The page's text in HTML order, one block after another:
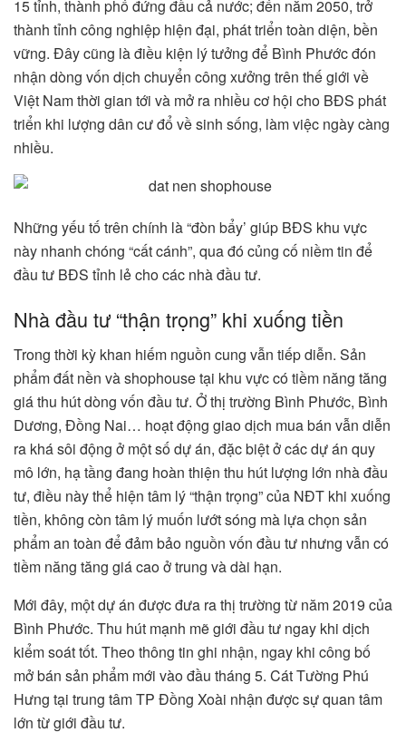
15 tỉnh, thành phố đứng đầu cả nước; đến năm 2050, trở
thành tỉnh công nghiệp hiện đại, phát triển toàn diện, bền
vững. Đây cũng là điều kiện lý tưởng để Bình Phước đón
nhận dòng vốn dịch chuyển công xưởng trên thế giới về
Việt Nam thời gian tới và mở ra nhiều cơ hội cho BĐS phát
triển khi lượng dân cư đổ về sinh sống, làm việc ngày càng
nhiều.
Những yếu tố trên chính là “đòn bẩy’ giúp BĐS khu vực
này nhanh chóng “cất cánh”, qua đó củng cố niềm tin để
đầu tư BĐS tỉnh lẻ cho các nhà đầu tư.
Nhà đầu tư “thận trọng” khi xuống tiền
Trong thời kỳ khan hiếm nguồn cung vẫn tiếp diễn. Sản
phẩm đất nền và shophouse tại khu vực có tiềm năng tăng
giá thu hút dòng vốn đầu tư. Ở thị trường Bình Phước, Bình
Dương, Đồng Nai… hoạt động giao dịch mua bán vẫn diễn
ra khá sôi động ở một số dự án, đặc biệt ở các dự án quy
mô lớn, hạ tầng đang hoàn thiện thu hút lượng lớn nhà đầu
tư, điều này thể hiện tâm lý “thận trọng” của NĐT khi xuống
tiền, không còn tâm lý muốn lướt sóng mà lựa chọn sản
phẩm an toàn để đảm bảo nguồn vốn đầu tư nhưng vẫn có
tiềm năng tăng giá cao ở trung và dài hạn.
Mới đây, một dự án được đưa ra thị trường từ năm 2019 của
Bình Phước. Thu hút mạnh mẽ giới đầu tư ngay khi dịch
kiểm soát tốt. Theo thông tin ghi nhận, ngay khi công bố
mở bán sản phẩm mới vào đầu tháng 5. Cát Tường Phú
Hưng tại trung tâm TP Đồng Xoài nhận được sự quan tâm
lớn từ giới đầu tư.